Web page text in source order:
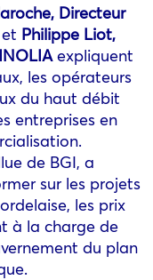
Directeur
et Philippe Liot,
expliquent
les opérateurs
du haut débit
entreprises en
de BGI, a
sur les projets
les prix
à la charge de
du plan